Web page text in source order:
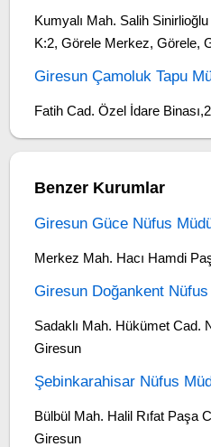
Kumyalı Mah. Salih
K:2, Görele Merkez, Görele,
Giresun Çamoluk Tapu
Fatih Cad. Özel İdare
Benzer Kurumlar
Giresun Güce Nüfus
Merkez Mah. Hacı Hamdi
Giresun Doğankent
Sadaklı Mah. Hükümet Cad.
Giresun
Şebinkarahisar Nüfus
Bülbül Mah. Halil Rıfat Paşa
Giresun